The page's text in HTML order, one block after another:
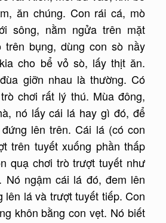
ăn chúng. Con rái cá, mò
sông, nằm ngửa trên mặt
trên bụng, dùng con sò nầy
cho bể vỏ sò, lấy thịt ăn.
giỡn nhau là thường. Có
chơi rất lý thú. Mùa đông,
nó lấy cái lá hay gì đó, để
lên trên. Cái lá (có con
trên tuyết xuống phần thấp
quạ chơi trò trượt tuyết như
Nó ngậm cái lá đó, đem lên
lên lá và trượt tuyết tiếp. Con
khôn bằng con vẹt. Nó biết